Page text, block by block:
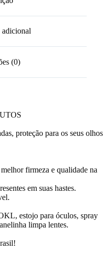
(0)
proteção para os seus olhos
firmeza e qualidade na
em suas hastes.
estojo para óculos, spray
limpa lentes.